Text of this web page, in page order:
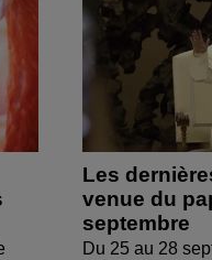
Les
venue du
septembre
Du 25 au 28